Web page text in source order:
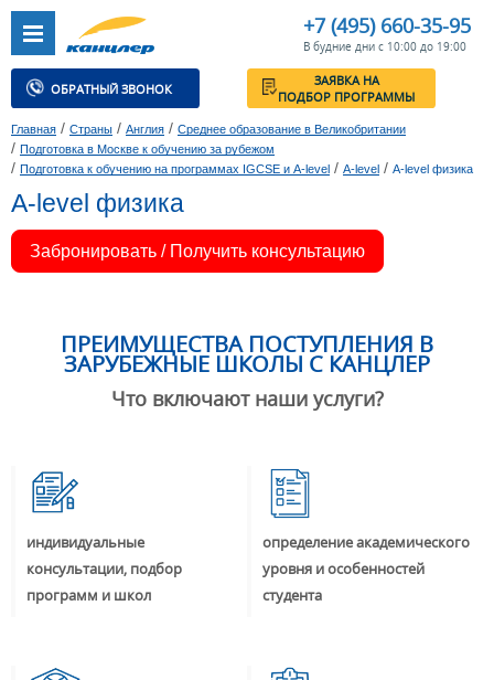
+7 (495) 660-35-95
В будние дни с 10:00 до 19:00
ОБРАТНЫЙ ЗВОНОК
ЗАЯВКА НА
ПОДБОР ПРОГРАММЫ
Главная / Страны / Англия / Среднее образование в Великобритании
/ Подготовка в Москве к обучению за рубежом
/ Подготовка к обучению на программах IGCSE и A-level / A-level / A-level физика
A-level физика
Забронировать / Получить консультацию
ПРЕИМУЩЕСТВА ПОСТУПЛЕНИЯ В
ЗАРУБЕЖНЫЕ ШКОЛЫ С КАНЦЛЕР
Что включают наши услуги?
индивидуальные
консультации, подбор
программ и школ
определение академического
уровня и особенностей
студента